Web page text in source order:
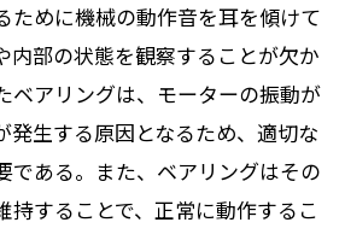
ために機械の動作音を耳を傾けて
内部の状態を観察することが欠か
ベアリングは、モーターの振動が
発生する原因となるため、適切な
である。また、ベアリングはその
持することで、正常に動作するこ